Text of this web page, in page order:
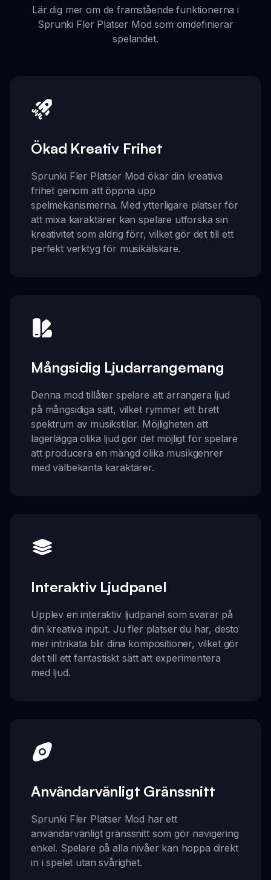
Lär dig mer om de framstående funktionerna i
Sprunki Fler Platser Mod som omdefinierar
spelandet.
Ökad Kreativ Frihet
Sprunki Fler Platser Mod ökar din kreativa
frihet genom att öppna upp
spelmekanismerna. Med ytterligare platser för
att mixa karaktärer kan spelare utforska sin
kreativitet som aldrig förr, vilket gör det till ett
perfekt verktyg för musikälskare.
Mångsidig Ljudarrangemang
Denna mod tillåter spelare att arrangera ljud
på mångsidiga sätt, vilket rymmer ett brett
spektrum av musikstilar. Möjligheten att
lagerlägga olika ljud gör det möjligt för spelare
att producera en mängd olika musikgenrer
med välbekanta karaktärer.
Interaktiv Ljudpanel
Upplev en interaktiv ljudpanel som svarar på
din kreativa input. Ju fler platser du har, desto
mer intrikata blir dina kompositioner, vilket gör
det till ett fantastiskt sätt att experimentera
med ljud.
Användarvänligt Gränssnitt
Sprunki Fler Platser Mod har ett
användarvänligt gränssnitt som gör navigering
enkel. Spelare på alla nivåer kan hoppa direkt
in i spelet utan svårighet.